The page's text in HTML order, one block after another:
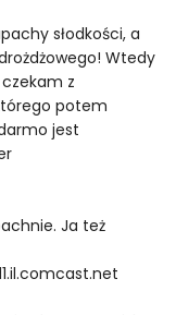
słodkości, a
Wtedy
z
potem
jest
Ja też